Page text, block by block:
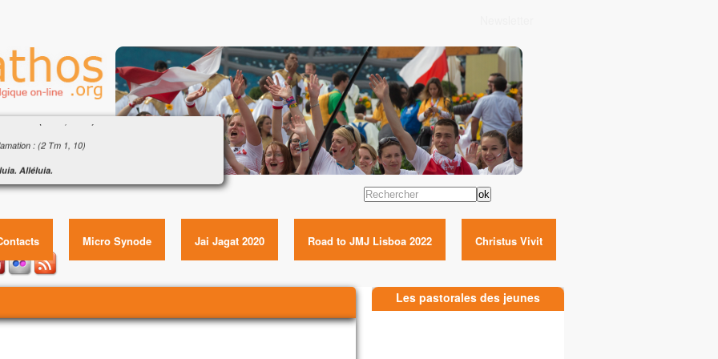
: « Si vous avez la foi, rien ne vous sera
» (Mt 17, 14-20)
: (2 Tm 1, 10)
Alléluia.
de Jésus Christ selon saint Matthieu
temps-là,
s'approcha de Jésus,
prends pitié de mon fils.
Évangile : « Si vous avez la foi, rien ne vous sera
Rechercher
Micro Synode Jai Jagat 2020 Road to JMJ Lisboa 2022 Christus Vivit
Les pastorales des jeunes